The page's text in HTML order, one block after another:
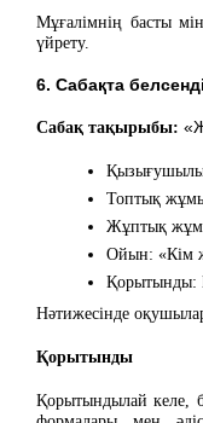
Мұғалімнің басты
үйрету.
6. Сабақта
Сабақ тақырыбы:
Топтық
Жұптық
Ойын: «Кім
Қорытынды:
Нәтижесінде
Қорытынды
Қорытындылай келе,